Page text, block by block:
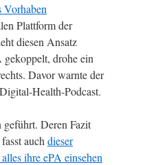
Vorhaben
Plattform der
diesen Ansatz
drohe ein
Davor warnte der
Health-Podcast.
geführt. Deren Fazit
auch dieser
ihre ePA einsehen